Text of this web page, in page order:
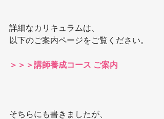
詳細なカリキュラムは、
以下のご案内ページをご覧ください。
＞＞＞講師養成コース ご案内
そちらにも書きましたが、